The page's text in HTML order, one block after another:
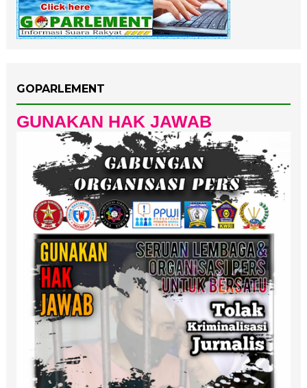
GOPARLEMENT
GUNAKAN HAK JAWAB